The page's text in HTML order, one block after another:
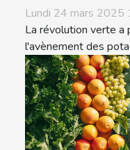
Lundi 24 mars 2025
La révolution verte a
l'avènement des